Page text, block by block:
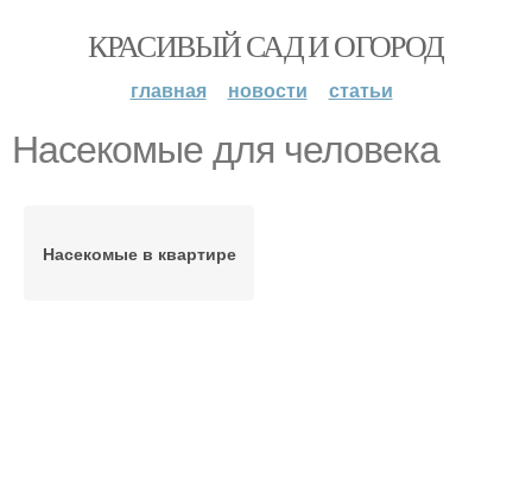
КРАСИВЫЙ САД И ОГОРОД
главная новости статьи
Насекомые для человека
Насекомые в квартире